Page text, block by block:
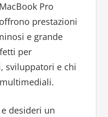
Pro
prestazioni
e grande
per
sviluppatori e chi
desideri un